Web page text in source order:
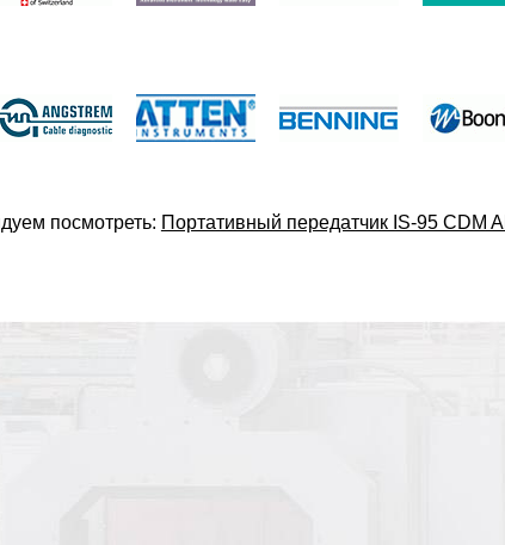
посмотреть: Портативный передатчик IS-95 CDM